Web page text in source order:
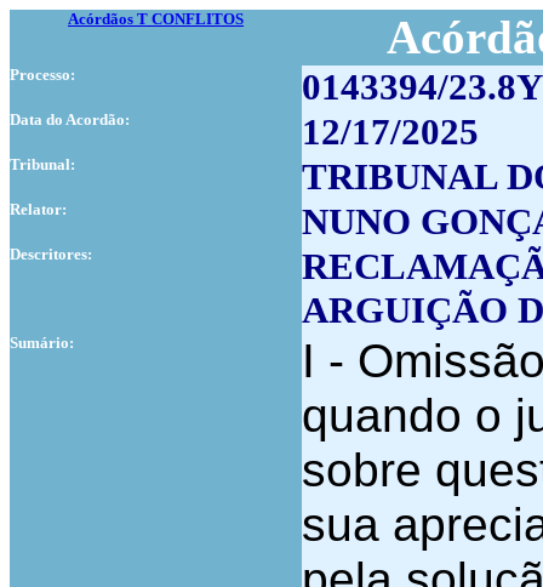
Acórdãos T CONFLITOS
Processo: 0143394/
Data do Acordão: 12/17/2025
Tribunal: TRIBUNAL
Relator: NUNO
Descritores:
ARGUIÇÃO
Sumário:
I -
quando o
sobre
sua